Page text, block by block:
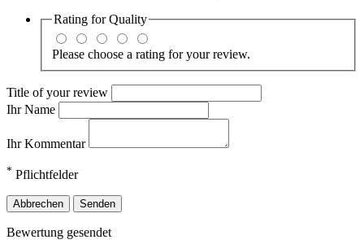
Rating forQuality
Please choose a rating for your review.
Title of your review
Ihr Name
Ihr Kommentar
* Pflichtfelder
Abbrechen Senden
Bewertung gesendet